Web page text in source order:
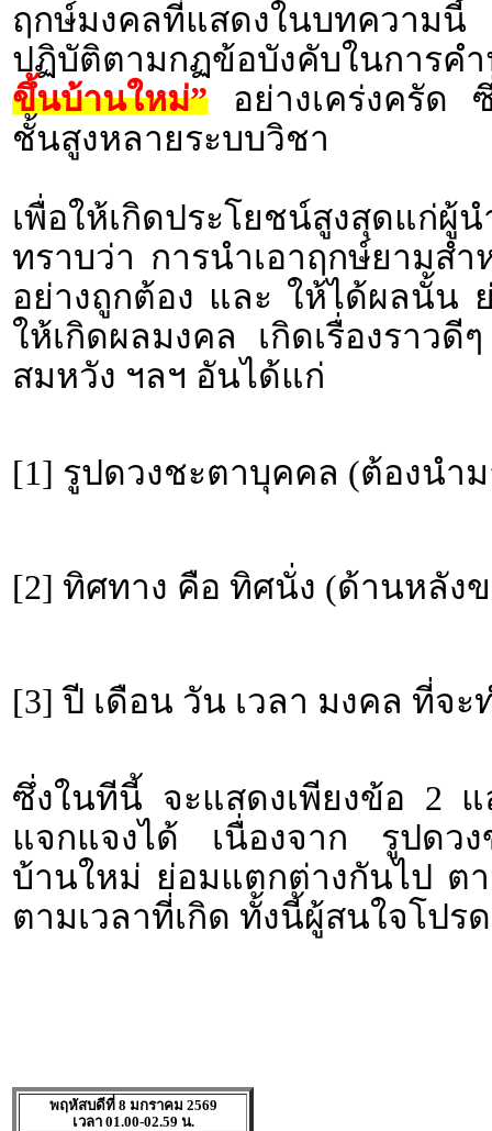
ฤกษ์มงคลที่แสดงในบทความ
ปฏิบัติตามกฏข้อบังคับในการ
ขึ้นบ้านใหม่” อย่างเคร่งครัด
ชั้นสูงหลายระบบวิชา
เพื่อให้เกิดประโยชน์สูงสุดแก่
ทราบว่า การนำเอาฤกษ์ยามส
อย่างถูกต้อง และ ให้ได้ผลนั้น
ให้เกิดผลมงคล เกิดเรื่องราว
สมหวัง ฯลฯ อันได้แก่
[1] รูปดวงชะตาบุคคล (ต้องนำ
[2] ทิศทาง คือ ทิศนั่ง (ด้านหลัง
[3] ปี เดือน วัน เวลา มงคล ที่จ
ซึ่งในทีนี้ จะแสดงเพียงข้อ 2
แจกแจงได้ เนื่องจาก รูปดวง
บ้านใหม่ ย่อมแตกต่างกันไป ต
ตามเวลาที่เกิด ทั้งนี้ผู้สนใจโปร
พฤหัสบดีที่ 8 มกราคม 2569
เวลา 01.00-02.59 น.